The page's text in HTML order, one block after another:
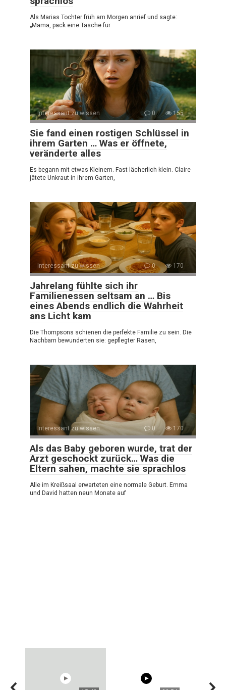
Als Marias Tochter früh am Morgen anrief und sagte:
„Mama, pack eine Tasche für
Interessant zu wissen 0 155
Sie fand einen rostigen Schlüssel in
ihrem Garten … Was er öffnete,
veränderte alles
Es begann mit etwas Kleinem. Fast lächerlich klein. Claire
jätete Unkraut in ihrem Garten,
Interessant zu wissen 0 170
Jahrelang fühlte sich ihr
Familienessen seltsam an … Bis
eines Abends endlich die Wahrheit
ans Licht kam
Die Thompsons schienen die perfekte Familie zu sein. Die
Nachbarn bewunderten sie: gepflegter Rasen,
Interessant zu wissen 0 170
Als das Baby geboren wurde, trat der
Arzt geschockt zurück… Was die
Eltern sahen, machte sie sprachlos
Alle im Kreißsaal erwarteten eine normale Geburt. Emma
und David hatten neun Monate auf